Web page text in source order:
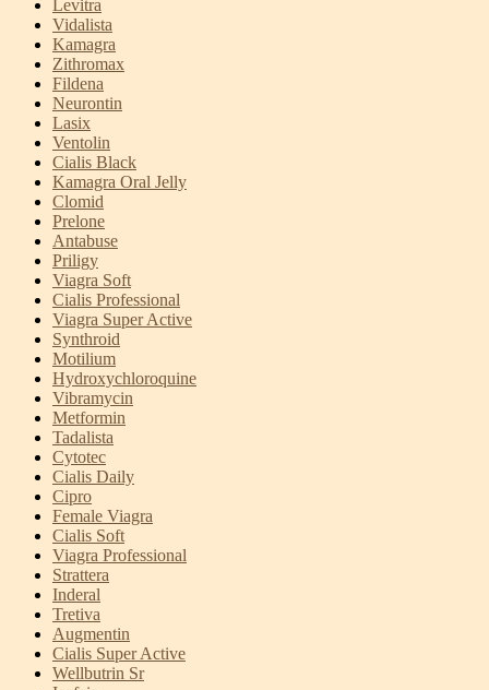
Levitra
Vidalista
Kamagra
Zithromax
Fildena
Neurontin
Lasix
Ventolin
Cialis Black
Kamagra Oral Jelly
Clomid
Prelone
Antabuse
Priligy
Viagra Soft
Cialis Professional
Viagra Super Active
Synthroid
Motilium
Hydroxychloroquine
Vibramycin
Metformin
Tadalista
Cytotec
Cialis Daily
Cipro
Female Viagra
Cialis Soft
Viagra Professional
Strattera
Inderal
Tretiva
Augmentin
Cialis Super Active
Wellbutrin Sr